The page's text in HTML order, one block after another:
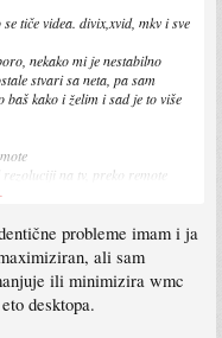
tiče videa. divix,xvid, mkv i sve
nekako mi je nestabilno
stvari sa neta, pa sam
kako i želim i sad je to više
na tv, preko remote
možda primjetio koji najčin je
probleme imam i ja
ali sam
ili minimizira wmc
desktopa.